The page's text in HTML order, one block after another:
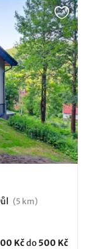
(5 km)
Kčdo 500 Kč